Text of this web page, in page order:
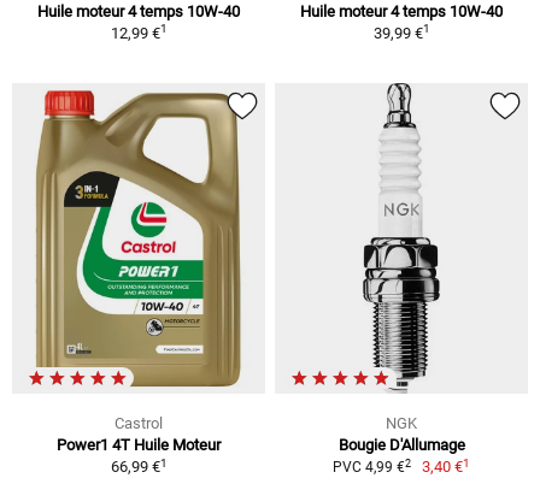
Huile moteur 4 temps 10W-40
12,99 €1
Huile moteur 4 temps 10W-40
39,99 €1
Castrol
Power1 4T Huile Moteur
66,99 €1
NGK
Bougie D'Allumage
PVC 4,99 €2 3,40 €1